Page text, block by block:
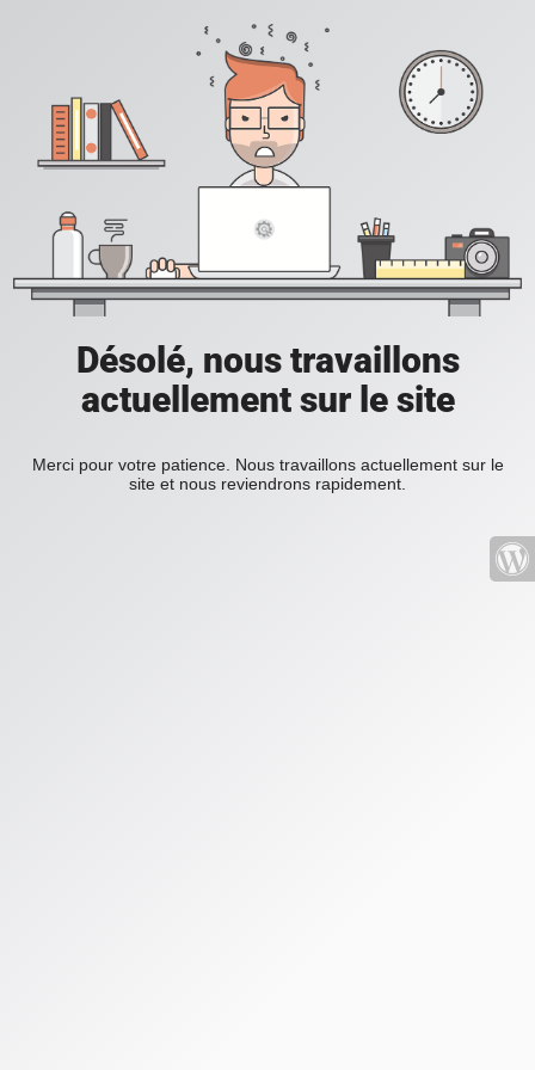
Désolé, nous travaillons
actuellement sur le site
Merci pour votre patience. Nous travaillons actuellement sur le
site et nous reviendrons rapidement.